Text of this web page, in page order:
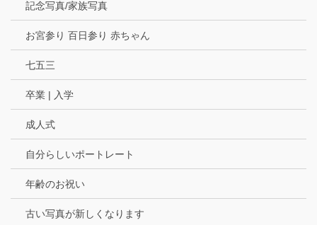
記念写真/家族写真
お宮参り 百日参り 赤ちゃん
七五三
卒業 | 入学
成人式
自分らしいポートレート
年齢のお祝い
古い写真が新しくなります